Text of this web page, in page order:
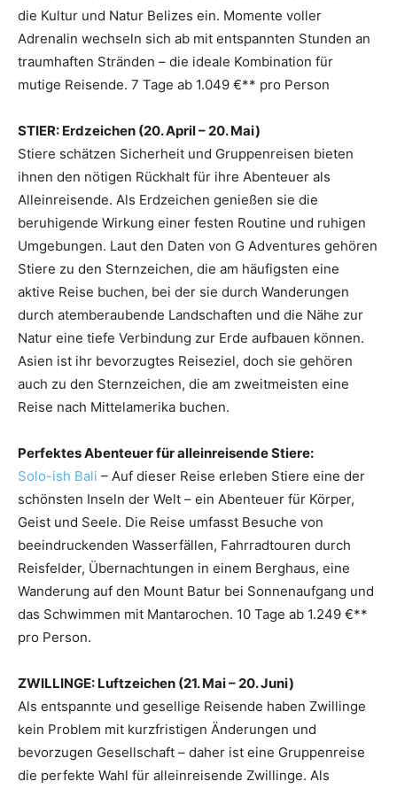
die Kultur und Natur Belizes ein. Momente voller
Adrenalin wechseln sich ab mit entspannten Stunden an
traumhaften Stränden – die ideale Kombination für
mutige Reisende. 7 Tage ab 1.049 €** pro Person
STIER: Erdzeichen (20. April – 20. Mai)
Stiere schätzen Sicherheit und Gruppenreisen bieten
ihnen den nötigen Rückhalt für ihre Abenteuer als
Alleinreisende. Als Erdzeichen genießen sie die
beruhigende Wirkung einer festen Routine und ruhigen
Umgebungen. Laut den Daten von G Adventures gehören
Stiere zu den Sternzeichen, die am häufigsten eine
aktive Reise buchen, bei der sie durch Wanderungen
durch atemberaubende Landschaften und die Nähe zur
Natur eine tiefe Verbindung zur Erde aufbauen können.
Asien ist ihr bevorzugtes Reiseziel, doch sie gehören
auch zu den Sternzeichen, die am zweitmeisten eine
Reise nach Mittelamerika buchen.
Perfektes Abenteuer für alleinreisende Stiere:
Solo-ish Bali – Auf dieser Reise erleben Stiere eine der
schönsten Inseln der Welt – ein Abenteuer für Körper,
Geist und Seele. Die Reise umfasst Besuche von
beeindruckenden Wasserfällen, Fahrradtouren durch
Reisfelder, Übernachtungen in einem Berghaus, eine
Wanderung auf den Mount Batur bei Sonnenaufgang und
das Schwimmen mit Mantarochen. 10 Tage ab 1.249 €**
pro Person.
ZWILLINGE: Luftzeichen (21. Mai – 20. Juni)
Als entspannte und gesellige Reisende haben Zwillinge
kein Problem mit kurzfristigen Änderungen und
bevorzugen Gesellschaft – daher ist eine Gruppenreise
die perfekte Wahl für alleinreisende Zwillinge. Als